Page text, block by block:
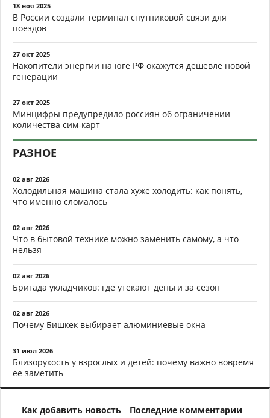
18 ноя 2025
В России создали терминал спутниковой связи для
поездов
27 окт 2025
Накопители энергии на юге РФ окажутся дешевле новой
генерации
27 окт 2025
Минцифры предупредило россиян об ограничении
количества сим-карт
РАЗНОЕ
02 авг 2026
Холодильная машина стала хуже холодить: как понять,
что именно сломалось
02 авг 2026
Что в бытовой технике можно заменить самому, а что
нельзя
02 авг 2026
Бригада укладчиков: где утекают деньги за сезон
02 авг 2026
Почему Бишкек выбирает алюминиевые окна
31 июл 2026
Близорукость у взрослых и детей: почему важно вовремя
ее заметить
Как добавить новость Последние комментарии